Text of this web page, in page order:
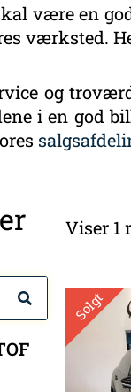
være en
værksted.
og
i en god
Viser 1
Solgt